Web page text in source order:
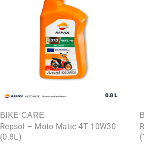
BIKE CARE
Repsol – Moto Matic 4T 10W30
(0.8L)